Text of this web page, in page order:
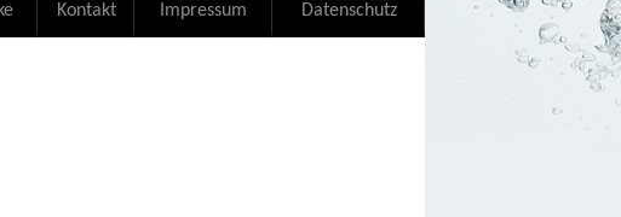
Kontakt Impressum Datenschutz